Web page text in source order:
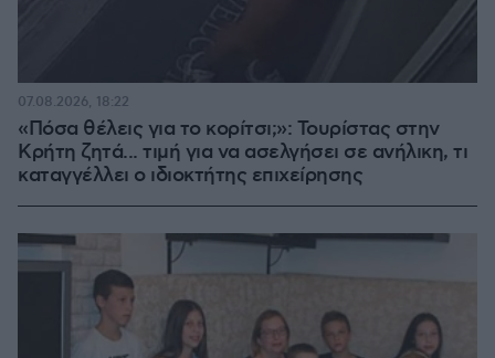
«Πόσα θέλεις για το κορίτσι;»: Τουρίστας στην
Κρήτη ζητά... τιμή για να ασελγήσει σε ανήλικη, τι
καταγγέλλει ο ιδιοκτήτης επιχείρησης
07.08.2026, 18:22